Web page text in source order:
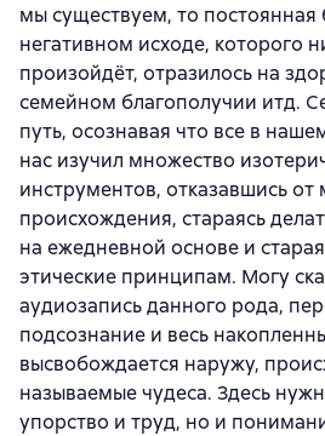
мы существуем, то
негативном исходе, которого
произойдёт, отразилось на
семейном благополучии итд.
путь, осознавая что все в
нас изучил множество
инструментов, отказавшись от
происхождения, стараясь
на ежедневной основе и
этические принципам. Могу
аудиозапись данного рода,
подсознание и весь
высвобождается наружу,
называемые чудеса. Здесь
упорство и труд, но и